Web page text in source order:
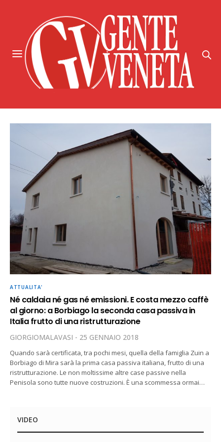
ATTUALITA'
Né caldaia né gas né emissioni. E costa mezzo caffè
al giorno: a Borbiago la seconda casa passiva in
Italia frutto di una ristrutturazione
GIORGIOMALAVASI 25 GENNAIO 2018
Quando sarà certificata, tra pochi mesi, quella della famiglia Zuin a
Borbiago di Mira sarà la prima casa passiva italiana, frutto di una
ristrutturazione. Le non moltissime altre case passive nella
Penisola sono tutte nuove costruzioni. È una scommessa ormai…
VIDEO